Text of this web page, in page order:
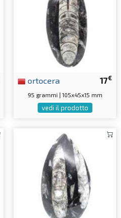
17€
ortocera
95 grammi | 105x45x15 mm
vedi il prodotto